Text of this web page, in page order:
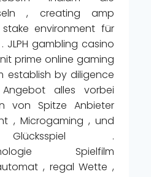
, creating amp
environment für
JLPH gambling casino
prime online gaming
establish by diligence
alles vorbei
von Spitze Anbieter
, Microgaming , und
Glücksspiel .
Spielfilm
, regal Wette ,